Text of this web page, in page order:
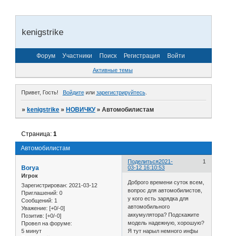
kenigstrike
Форум Участники Поиск Регистрация Войти
Активные темы
Привет, Гость! Войдитеили зарегистрируйтесь.
»kenigstrike »НОВИЧКУ »Автомобилистам
Автомобилистам
Страница:1
Поделиться 1
2021-
03-12 16:10:53
Borya
Игрок
Зарегистрирован: 2021-03-12
Приглашений: 0
Сообщений: 1
Уважение: [+0/-0]
Позитив: [+0/-0]
Провел на форуме:
5 минут
Доброго времени суток всем,
вопрос для автомобилистов,
у кого есть зарядка для
автомобильного
аккумулятора? Подскажите
модель надежную, хорошую?
Я тут нарыл немного инфы